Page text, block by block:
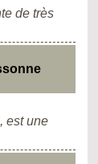
de très
est une